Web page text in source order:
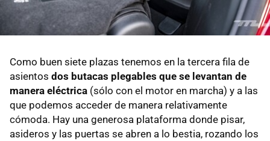
Como buen siete plazas tenemos en la tercera fila de
asientos dos butacas plegables que se levantan de
manera eléctrica (sólo con el motor en marcha) y a las
que podemos acceder de manera relativamente
cómoda. Hay una generosa plataforma donde pisar,
asideros y las puertas se abren a lo bestia, rozando los